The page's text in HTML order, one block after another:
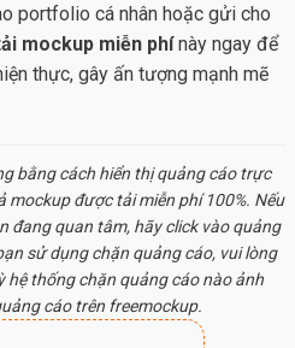
portfolio cá nhân hoặc gửi cho
mockup miễn phínày ngay để
thực, gây ấn tượng mạnh mẽ
bằng cách hiển thị quảng cáo trực
mockupđược tải miễn phí 100%. Nếu
đang quan tâm, hãy click vào quảng
sử dụng chặn quảng cáo, vui lòng
hệ thống chặn quảng cáo nào ảnh
cáo trên freemockup.